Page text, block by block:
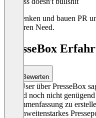
Wir denken und bauen PR
auf euren Need.
PresseBox
Bewerten
Was User über PresseBox
Es sind noch nicht
Zusammenfassung zu
“Reichweitenstarkes